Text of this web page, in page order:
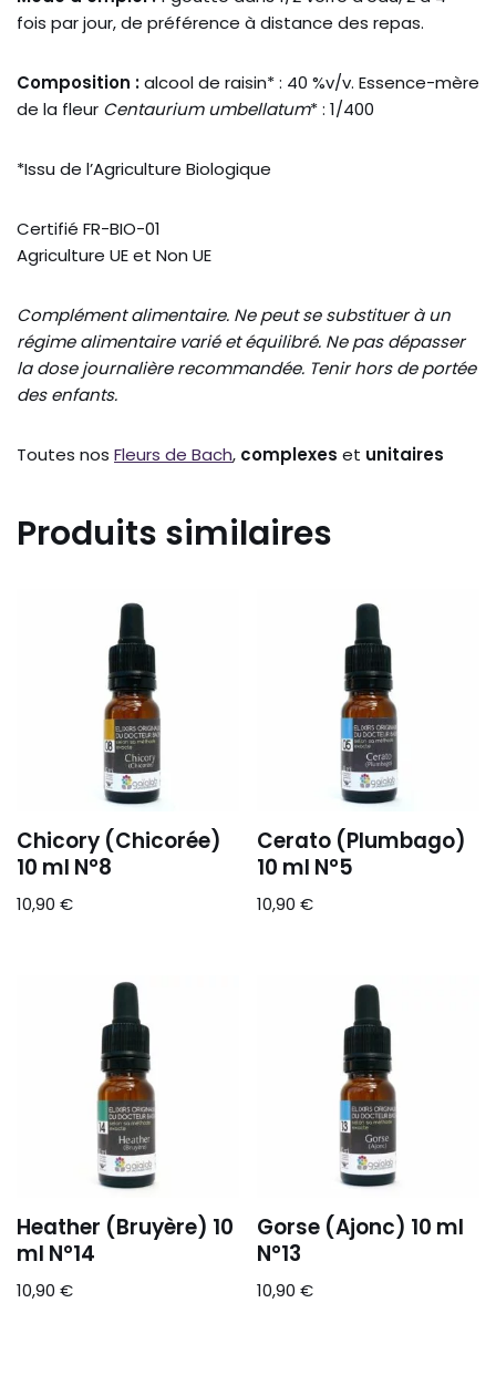
fois par jour, de préférence à distance des repas.
Composition :alcool de raisin* : 40 %v/v. Essence-mère
de la fleur Centaurium umbellatum* : 1/400
*Issu de l’Agriculture Biologique
Certifié FR-BIO-01
Agriculture UE et Non UE
Complément alimentaire. Ne peut se substituer à un
régime alimentaire varié et équilibré. Ne pas dépasser
la dose journalière recommandée. Tenir hors de portée
des enfants.
Toutes nos Fleurs de Bach, complexes et unitaires
Produits similaires
Chicory (Chicorée)
10 ml N°8
10,90 €
Cerato (Plumbago)
10 ml N°5
10,90€
Heather (Bruyère) 10
ml N°14
10,90 €
Gorse (Ajonc) 10 ml
N°13
10,90€